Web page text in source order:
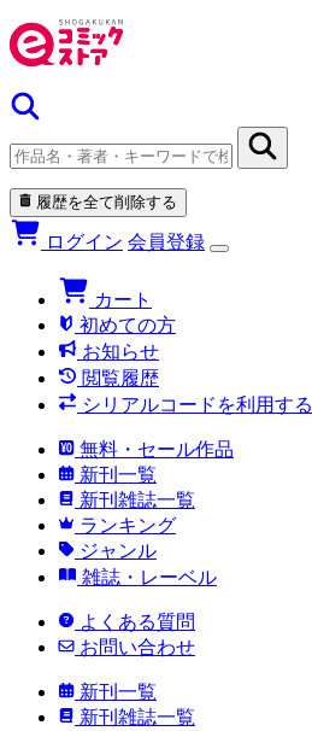
履歴を全て削除する
ログイン 会員登録
カート
初めての方
お知らせ
閲覧履歴
シリアルコードを利用する
無料・セール作品
新刊一覧
新刊雑誌一覧
ランキング
ジャンル
雑誌・レーベル
よくある質問
お問い合わせ
新刊一覧
新刊雑誌一覧